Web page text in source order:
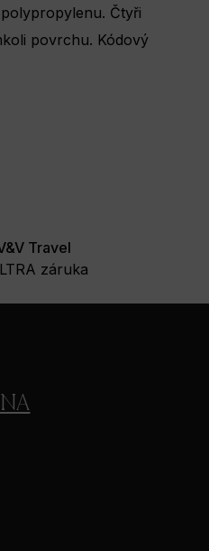
Čtyři
povrchu. Kódový
Travel
záruka